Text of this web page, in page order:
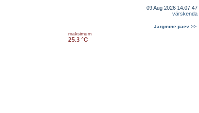
09 Aug 2026 14:07:47
värskenda
Järgmine päev >>
maksimum
25.3 °C